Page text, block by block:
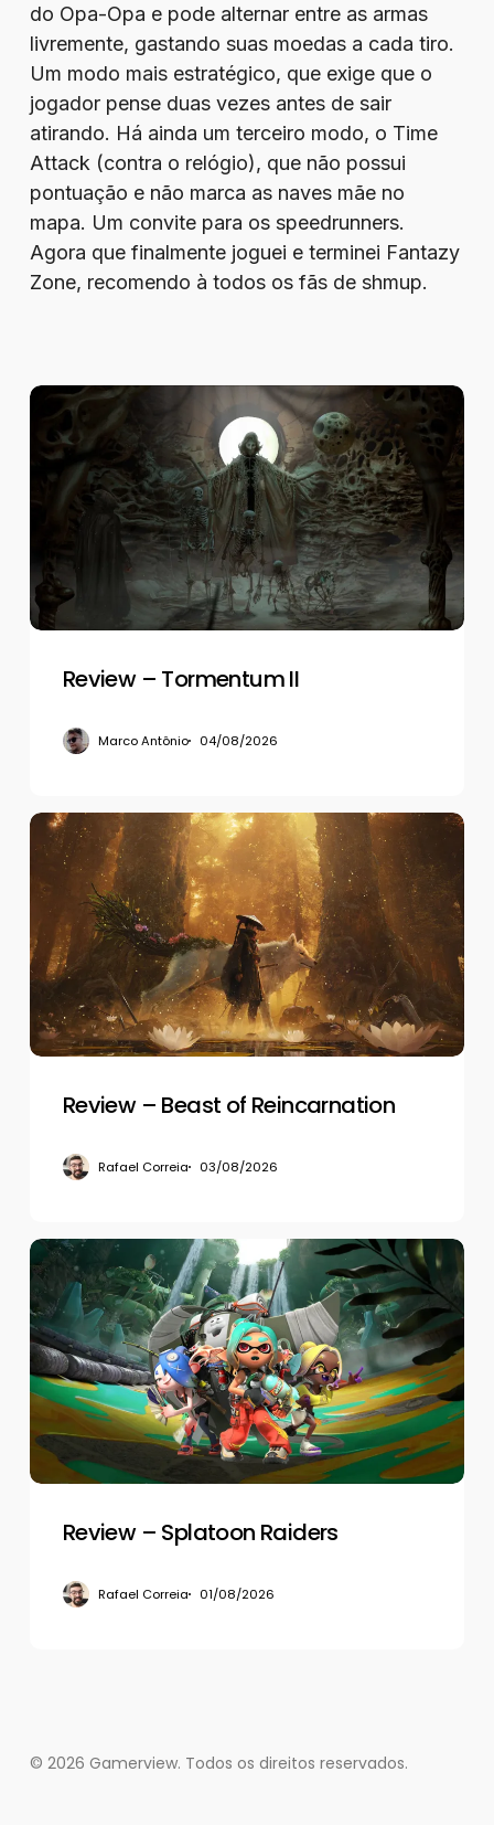
do Opa-Opa e pode alternar entre as armas
livremente, gastando suas moedas a cada tiro.
Um modo mais estratégico, que exige que o
jogador pense duas vezes antes de sair
atirando. Há ainda um terceiro modo, o Time
Attack (contra o relógio), que não possui
pontuação e não marca as naves mãe no
mapa. Um convite para os speedrunners.
Agora que finalmente joguei e terminei Fantazy
Zone, recomendo à todos os fãs de shmup.
Review
Tormentum
Review – Tormentum II
Marco Antônio 04/08/2026
Review
–
Beast
Reincarnation
Review – Beast of Reincarnation
Rafael Correia 03/08/2026
Review
–
Splatoon
Raiders
Review – Splatoon Raiders
Rafael Correia 01/08/2026
© 2026 Gamerview. Todos os direitos reservados.